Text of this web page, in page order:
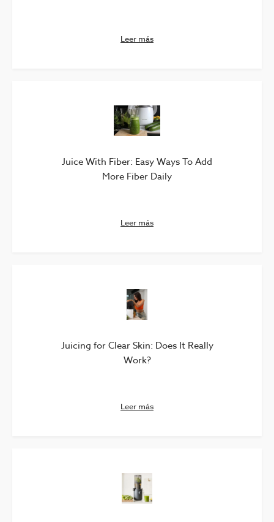
Leer más
Juice With Fiber: Easy Ways To Add
More Fiber Daily
Leer más
Juicing for Clear Skin: Does It Really
Work?
Leer más